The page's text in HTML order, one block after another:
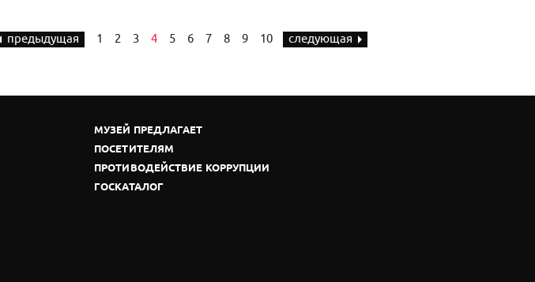
предыдущая 1 2 3 4 5 6 7 8 9 10 следующая
МУЗЕЙ ПРЕДЛАГАЕТ
ПОСЕТИТЕЛЯМ
ПРОТИВОДЕЙСТВИЕ КОРРУПЦИИ
ГОСКАТАЛОГ